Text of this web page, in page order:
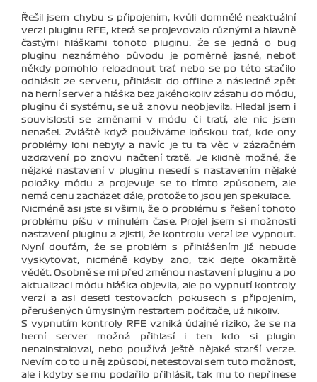
Řešil jsem chybu s připojením, kvůli domnělé neaktuální
verzi pluginu RFE, která se projevovalo různými a hlavně
častými hláškami tohoto pluginu. Že se jedná o bug
pluginu neznámého původu je poměrně jasné, neboť
někdy pomohlo reloadnout trať nebo se po této stačilo
odhlásit ze serveru, přihlásit do offline a následně zpět
na herní server a hláška bez jakéhokoliv zásahu do módu,
pluginu či systému, se už znovu neobjevila. Hledal jsem i
souvislosti se změnami v módu či tratí, ale nic jsem
nenašel. Zvláště když používáme loňskou trať, kde ony
problémy loni nebyly a navíc je tu ta věc v zázračném
uzdravení po znovu načtení tratě. Je klidně možné, že
nějaké nastavení v pluginu nesedí s nastavením nějaké
položky módu a projevuje se to tímto způsobem, ale
nemá cenu zacházet dále, protože to jsou jen spekulace.
Nicméně asi jste si všimli, že o problému s řešení tohoto
problému píšu v minulém čase. Projel jsem si možnosti
nastavení pluginu a zjistil, že kontrolu verzí lze vypnout.
Nyní doufám, že se problém s přihlášením již nebude
vyskytovat, nicméně kdyby ano, tak dejte okamžitě
vědět. Osobně se mi před změnou nastavení pluginu a po
aktualizaci módu hláška objevila, ale po vypnutí kontroly
verzí a asi deseti testovacích pokusech s připojením,
přerušených úmyslným restartem počítače, už nikoliv.
S vypnutím kontroly RFE vzniká údajné riziko, že se na
herní server možná přihlasí i ten kdo si plugin
nenainstaloval, nebo používá ještě nějaké starší verze.
Nevím co to u něj způsobí, netestoval sem tuto možnost,
ale i kdyby se mu podařilo přihlásit, tak mu to nepřinese